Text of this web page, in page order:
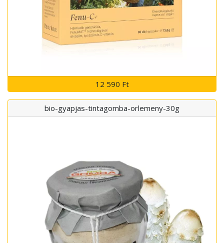
12 590 Ft
bio-gyapjas-tintagomba-orlemeny-30g